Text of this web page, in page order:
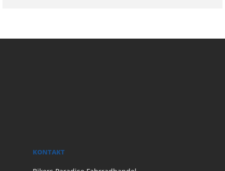
KONTAKT